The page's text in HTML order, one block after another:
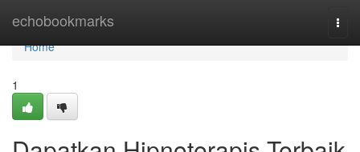
echobookmarks
Home
Home
1